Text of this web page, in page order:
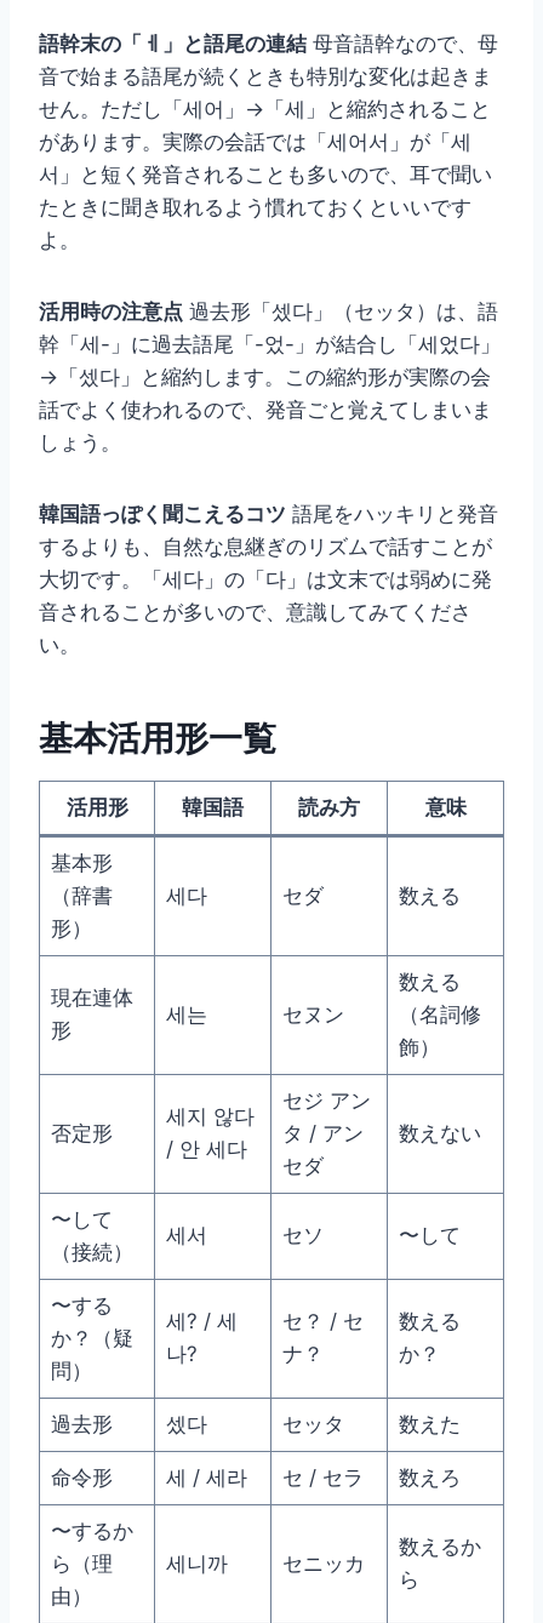
語幹末の「ㅔ」と語尾の連結 母音語幹なので、母
音で始まる語尾が続くときも特別な変化は起きま
せん。ただし「세어」→「세」と縮約されること
があります。実際の会話では「세어서」が「세
서」と短く発音されることも多いので、耳で聞い
たときに聞き取れるよう慣れておくといいです
よ。
活用時の注意点 過去形「셌다」（セッタ）は、語
幹「세-」に過去語尾「-었-」が結合し「세었다」
→「셌다」と縮約します。この縮約形が実際の会
話でよく使われるので、発音ごと覚えてしまいま
しょう。
韓国語っぽく聞こえるコツ 語尾をハッキリと発音
するよりも、自然な息継ぎのリズムで話すことが
大切です。「세다」の「다」は文末では弱めに発
音されることが多いので、意識してみてくださ
い。
基本活用形一覧
活用形 韓国語 読み方 意味
基本形
（辞書
形）
세다 セダ 数える
現在連体
形
세는 セヌン
数える
（名詞修
飾）
否定形
세지 않다
/ 안 세다
セジ アン
タ / アン
セダ
数えない
〜して
（接続）
세서 セソ 〜して
〜する
か？（疑
問）
세? / 세
나?
セ？ / セ
ナ？
数える
か？
過去形 셌다 セッタ 数えた
命令形 세 / 세라 セ / セラ 数えろ
〜するか
ら（理
由）
세니까 セニッカ
数えるか
ら